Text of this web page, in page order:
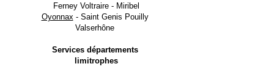
Ferney Voltraire - Miribel
Oyonnax- Saint Genis Pouilly
Valserhône
Services départements
limitrophes